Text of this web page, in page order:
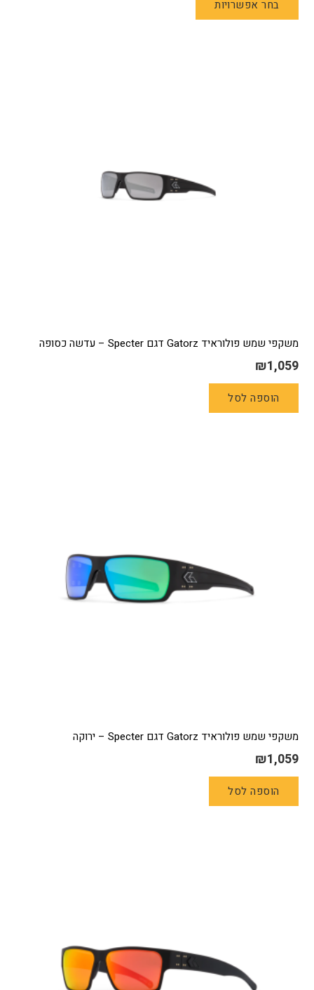
בחר אפשרויות
משקפי שמש פולוראיד Gatorz דגם Specter – עדשה כסופה
₪1,059
הוספה לסל
משקפי שמש פולוראיד Gatorz דגם Specter – ירוקה
₪1,059
הוספה לסל